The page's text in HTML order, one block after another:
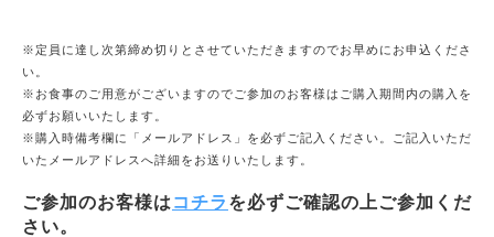
※定員に達し次第締め切りとさせていただきますのでお早めにお申込くださ
い。
※お食事のご用意がございますのでご参加のお客様はご購入期間内の購入を
必ずお願いいたします。
※購入時備考欄に「メールアドレス」を必ずご記入ください。ご記入いただ
いたメールアドレスへ詳細をお送りいたします。
ご参加のお客様は コチラ を必ずご確認の上ご参加くだ
さい。